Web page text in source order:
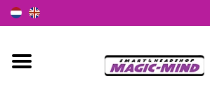
Home